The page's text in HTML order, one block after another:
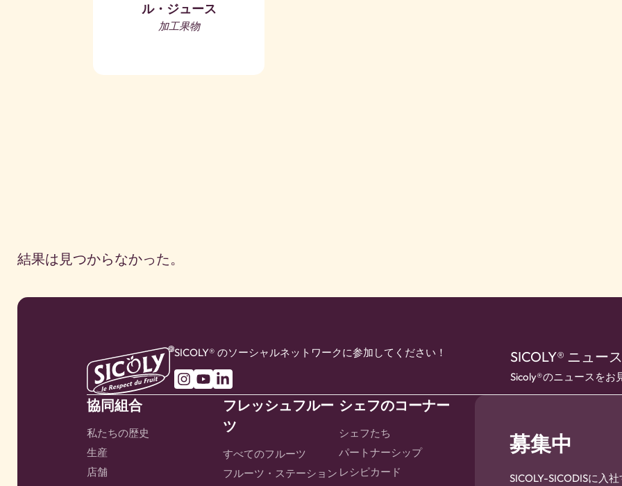
ル・ジュース
加工果物
結果は見つからなかった。
SICOLY® のソーシャルネットワークに参加してください！ SICOLY® ニュー
Sicoly®のニュースをお
協同組合
私たちの歴史
生産
店舗
フレッシュフルー
ツ
すべてのフルーツ
フルーツ・ステーション
シェフのコーナー
シェフたち
パートナーシップ
レシピカード
募集中
SICOLY-SICODISに入